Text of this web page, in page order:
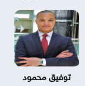
توفيق محمود